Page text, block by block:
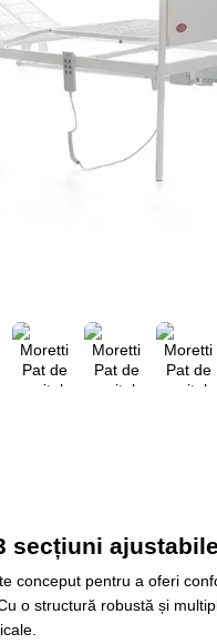
secțiuni
conceput pentru a oferi
o structură robustă și